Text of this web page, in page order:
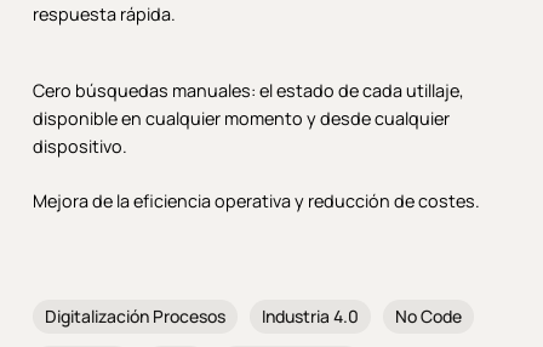
respuesta rápida.
Cero búsquedas manuales: el estado de cada utillaje,
disponible en cualquier momento y desde cualquier
dispositivo.
Mejora de la eficiencia operativa y reducción de costes.
Digitalización Procesos Industria 4.0
No Code